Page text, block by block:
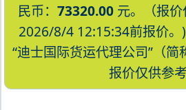
民币： 73320.00元。（报价
2026/8/4 12:15:34前报价。
“迪士国际货运代理公司”（
报价仅供参考